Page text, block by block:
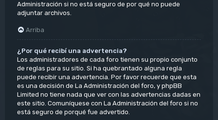
Administración si no está seguro de por qué no puede
adjuntar archivos.
Arriba
¿Por qué recibí una advertencia?
Los administradores de cada foro tienen su propio conjunto
de reglas para su sitio. Si ha quebrantado alguna regla
puede recibir una advertencia. Por favor recuerde que esta
es una decisión de La Administración del foro, y phpBB
Limited no tiene nada que ver con las advertencias dadas en
este sitio. Comuníquese con La Administración del foro si no
está seguro de porqué fue advertido.